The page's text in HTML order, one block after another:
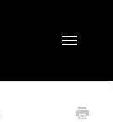
Toggle